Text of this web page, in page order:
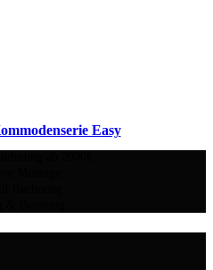
Easy